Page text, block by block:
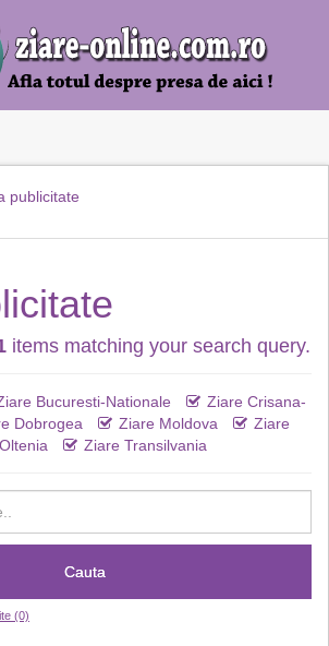
publicitate
items matching your search query.
Bucuresti-Nationale
Ziare Crisana-
Dobrogea Ziare Moldova
Ziare
Ziare Transilvania
Cauta
(0)